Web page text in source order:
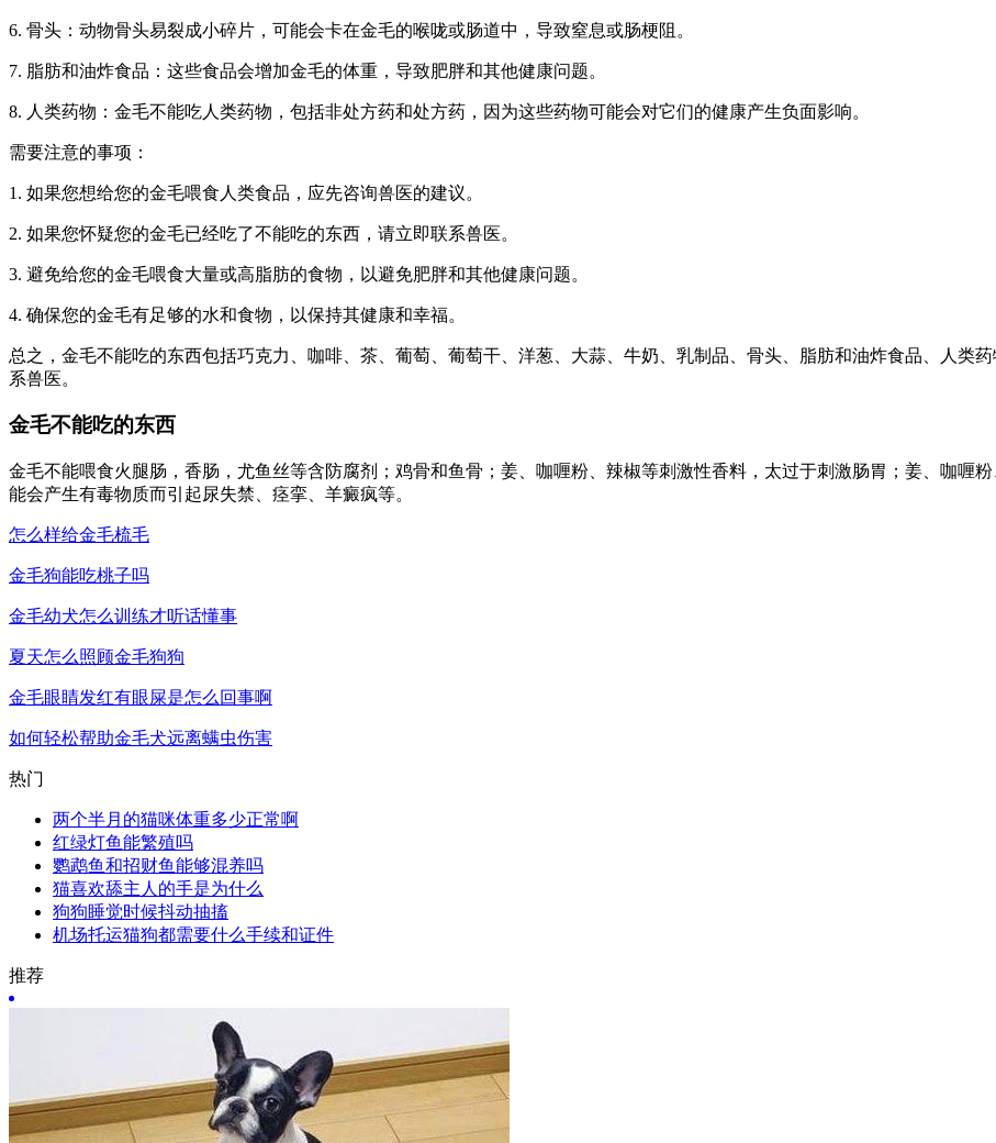
6. 骨头：动物骨头易裂成小碎片，可能会卡在金毛的喉咙或肠道中，导致窒息或肠梗阻。
7. 脂肪和油炸食品：这些食品会增加金毛的体重，导致肥胖和其他健康问题。
8. 人类药物：金毛不能吃人类药物，包括非处方药和处方药，因为这些药物可能会对它们的健康产生负面影响。
需要注意的事项：
1. 如果您想给您的金毛喂食人类食品，应先咨询兽医的建议。
2. 如果您怀疑您的金毛已经吃了不能吃的东西，请立即联系兽医。
3. 避免给您的金毛喂食大量或高脂肪的食物，以避免肥胖和其他健康问题。
4. 确保您的金毛有足够的水和食物，以保持其健康和幸福。
总之，金毛不能吃的东西包括巧克力、咖啡、茶、葡萄、葡萄干、洋葱、大蒜、牛奶、乳制品、骨头、脂肪和油炸食品、人类
系兽医。
金毛不能吃的东西
金毛不能喂食火腿肠，香肠，尤鱼丝等含防腐剂；鸡骨和鱼骨；姜、咖喱粉、辣椒等刺激性香料，太过于刺激肠胃；姜、咖喱
能会产生有毒物质而引起尿失禁、痉挛、羊癜疯等。
怎么样给金毛梳毛
金毛狗能吃桃子吗
金毛幼犬怎么训练才听话懂事
夏天怎么照顾金毛狗狗
金毛眼睛发红有眼屎是怎么回事啊
如何轻松帮助金毛犬远离螨虫伤害
热门
两个半月的猫咪体重多少正常啊
红绿灯鱼能繁殖吗
鹦鹉鱼和招财鱼能够混养吗
猫喜欢舔主人的手是为什么
狗狗睡觉时候抖动抽搐
机场托运猫狗都需要什么手续和证件
推荐